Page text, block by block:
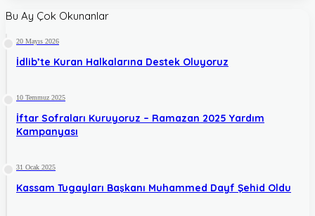
Bu Ay Çok Okunanlar
20 Mayıs 2026
İdlib’te Kuran Halkalarına Destek Oluyoruz
10 Temmuz 2025
İftar Sofraları Kuruyoruz – Ramazan 2025 Yardım
Kampanyası
31 Ocak 2025
Kassam Tugayları Başkanı Muhammed Dayf Şehid Oldu